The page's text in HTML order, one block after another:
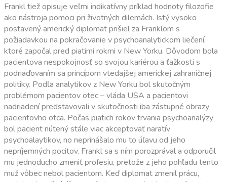
Frankl tiež opisuje veľmi indikatívny príklad hodnoty filozofie
ako nástroja pomoci pri životných dilemách. Istý vysoko
postavený americký diplomat prišiel za Franklom s
požiadavkou na pokračovanie v psychoanalytickom liečení,
ktoré započal pred piatimi rokmi v New Yorku. Dôvodom bola
pacientova nespokojnosť so svojou kariérou a ťažkosti s
podriaďovaním sa princípom vtedajšej americkej zahraničnej
politiky. Podľa analytikov z New Yorku bol skutočným
problémom pacientov otec – vláda USA a pacientovi
nadriadení predstavovali v skutočnosti iba zástupné obrazy
pacientovho otca. Počas piatich rokov trvania psychoanalýzy
bol pacient nútený stále viac akceptovať naratív
psychoalaytikov, no neprinášalo mu to úľavu od jeho
nepríjemných pocitov. Frankl sa s ním porozprával a odporučil
mu jednoducho zmeniť profesiu, pretože z jeho pohľadu tento
muž vôbec nebol pacientom. Keď diplomat zmenil prácu,